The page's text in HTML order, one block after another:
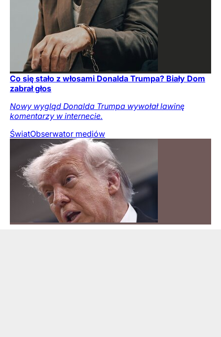
Co się stało z włosami Donalda Trumpa? Biały Dom
zabrał głos
Nowy wygląd Donalda Trumpa wywołał lawinę
komentarzy w internecie.
ŚwiatObserwator mediów